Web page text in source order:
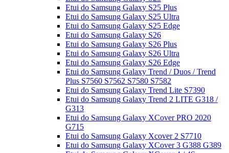
Etui do Samsung Galaxy S25 Plus
Etui do Samsung Galaxy S25 Ultra
Etui do Samsung Galaxy S25 Edge
Etui do Samsung Galaxy S26
Etui do Samsung Galaxy S26 Plus
Etui do Samsung Galaxy S26 Ultra
Etui do Samsung Galaxy S26 Edge
Etui do Samsung Galaxy Trend / Duos / Trend
Plus S7560 S7562 S7580 S7582
Etui do Samsung Galaxy Trend Lite S7390
Etui do Samsung Galaxy Trend 2 LITE G318 /
G313
Etui do Samsung Galaxy XCover PRO 2020
G715
Etui do Samsung Galaxy Xcover 2 S7710
Etui do Samsung Galaxy XCover 3 G388 G389